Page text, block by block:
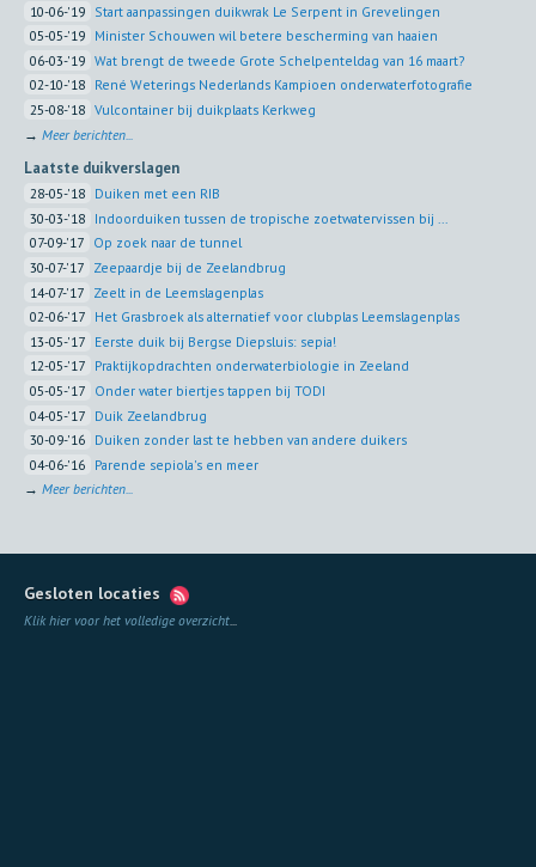
10-06-'19 Start aanpassingen duikwrak Le Serpent in Grevelingen
05-05-'19 Minister Schouwen wil betere bescherming van haaien
06-03-'19 Wat brengt de tweede Grote Schelpenteldag van 16 maart?
02-10-'18 René Weterings Nederlands Kampioen onderwaterfotografie
25-08-'18 Vulcontainer bij duikplaats Kerkweg
→ Meer berichten...
Laatste duikverslagen
28-05-'18 Duiken met een RIB
30-03-'18 Indoorduiken tussen de tropische zoetwatervissen bij ...
07-09-'17 Op zoek naar de tunnel
30-07-'17 Zeepaardje bij de Zeelandbrug
14-07-'17 Zeelt in de Leemslagenplas
02-06-'17 Het Grasbroek als alternatief voor clubplas Leemslagenplas
13-05-'17 Eerste duik bij Bergse Diepsluis: sepia!
12-05-'17 Praktijkopdrachten onderwaterbiologie in Zeeland
05-05-'17 Onder water biertjes tappen bij TODI
04-05-'17 Duik Zeelandbrug
30-09-'16 Duiken zonder last te hebben van andere duikers
04-06-'16 Parende sepiola's en meer
→ Meer berichten...
Gesloten locaties
Klik hier voor het volledige overzicht